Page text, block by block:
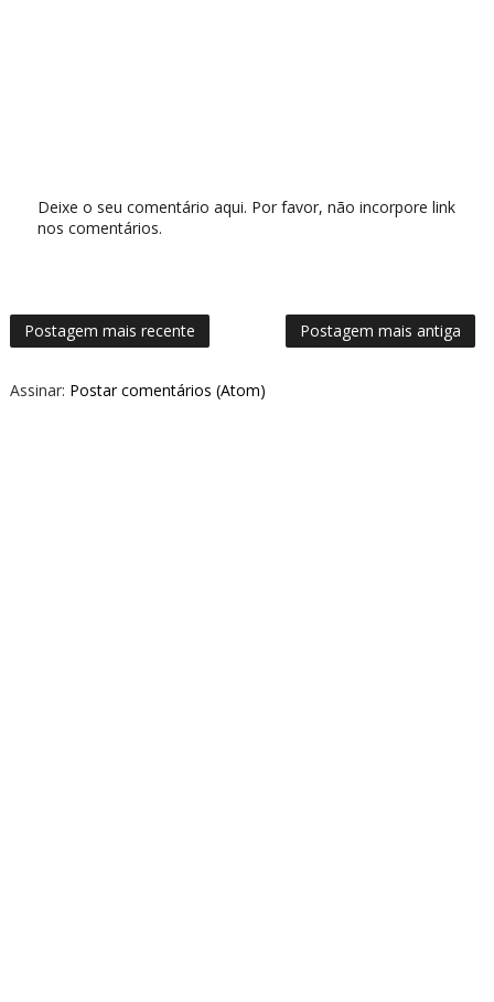
Deixe o seu comentário aqui. Por favor, não incorpore link
nos comentários.
Postagem mais recente Postagem mais antiga
Assinar: Postar comentários (Atom)